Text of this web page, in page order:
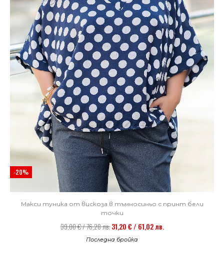
-20%
Макси туника от вискоза в тъмносиньо с принт бели
точки
39,00 € / 76,28 лв.31,20 € / 61,02 лв.
Последна бройка